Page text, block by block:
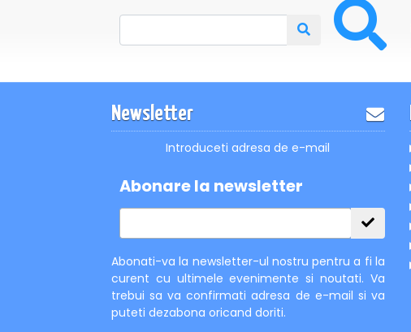
Newsletter
Introduceti adresa de e-mail
Abonare la newsletter
Abonati-va la newsletter-ul nostru pentru a fi la
curent cu ultimele evenimente si noutati. Va
trebui sa va confirmati adresa de e-mail si va
puteti dezabona oricand doriti.